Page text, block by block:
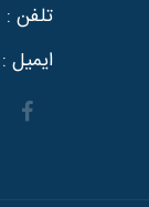
تلفن :
ایمیل :